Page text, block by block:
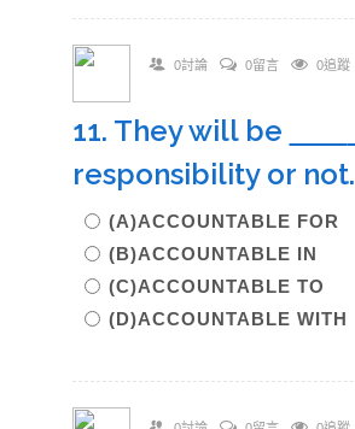
0討論 0留言 0追蹤
11. They will be
responsibility or not.
(A)ACCOUNTABLE FOR
(B)ACCOUNTABLE IN
(C)ACCOUNTABLE TO
(D)ACCOUNTABLE WITH